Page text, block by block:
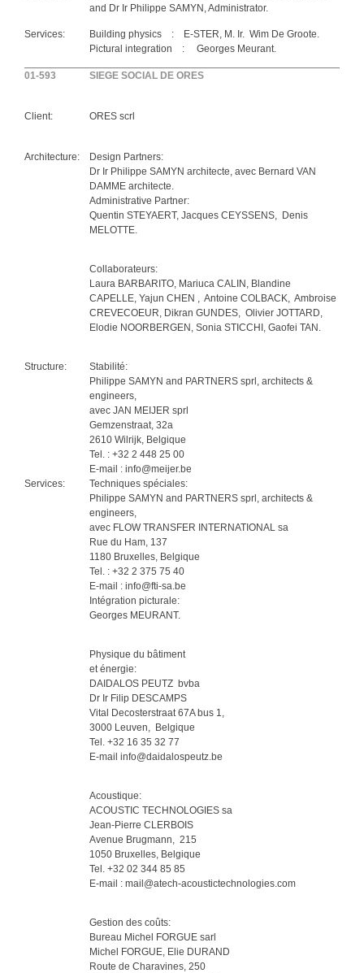
and Dr Ir Philippe SAMYN, Administrator.
Services:
Building physics : E-STER, M. Ir. Wim De Groote.
Pictural integration : Georges Meurant.
01-593 SIEGE SOCIAL DE ORES
Client: ORES scrl
Architecture:
Design Partners:
Dr Ir Philippe SAMYN architecte, avec Bernard VAN
DAMME architecte.
Administrative Partner:
Quentin STEYAERT, Jacques CEYSSENS, Denis
MELOTTE.
Collaborateurs:
Laura BARBARITO, Mariuca CALIN, Blandine
CAPELLE, Yajun CHEN , Antoine COLBACK, Ambroise
CREVECOEUR, Dikran GUNDES, Olivier JOTTARD,
Elodie NOORBERGEN, Sonia STICCHI, Gaofei TAN.
Structure:
Stabilité:
Philippe SAMYN and PARTNERS sprl, architects &
engineers,
avec JAN MEIJER sprl
Gemzenstraat, 32a
2610 Wilrijk, Belgique
Tel. : +32 2 448 25 00
E-mail : info@meijer.be
Services:
Techniques spéciales:
Philippe SAMYN and PARTNERS sprl, architects &
engineers,
avec FLOW TRANSFER INTERNATIONAL sa
Rue du Ham, 137
1180 Bruxelles, Belgique
Tel. : +32 2 375 75 40
E-mail : info@fti-sa.be
Intégration picturale:
Georges MEURANT.
Physique du bâtiment
et énergie:
DAIDALOS PEUTZ bvba
Dr Ir Filip DESCAMPS
Vital Decosterstraat 67A bus 1,
3000 Leuven, Belgique
Tel. +32 16 35 32 77
E-mail info@daidalospeutz.be
Acoustique:
ACOUSTIC TECHNOLOGIES sa
Jean-Pierre CLERBOIS
Avenue Brugmann, 215
1050 Bruxelles, Belgique
Tel. +32 02 344 85 85
E-mail : mail@atech-acoustictechnologies.com
Gestion des coûts:
Bureau Michel FORGUE sarl
Michel FORGUE, Elie DURAND
Route de Charavines, 250